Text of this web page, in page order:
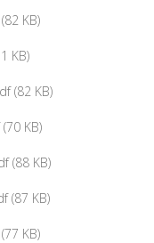
KB)
KB)
(82 KB)
KB)
(88 KB)
(87 KB)
KB)